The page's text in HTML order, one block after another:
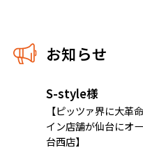
お知らせ
S-style様
【ピッツァ界に大革
イン店舗が仙台にオ
台西店】